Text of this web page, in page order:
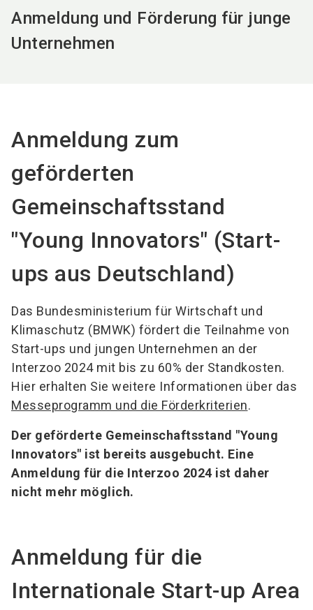
Anmeldung und Förderung für junge
Unternehmen
Anmeldung zum
geförderten
Gemeinschaftsstand
"Young Innovators" (Start-
ups aus Deutschland)
Das Bundesministerium für Wirtschaft und
Klimaschutz (BMWK) fördert die Teilnahme von
Start-ups und jungen Unternehmen an der
Interzoo 2024 mit bis zu 60% der Standkosten.
Hier erhalten Sie weitere Informationen über das
Messeprogramm und die Förderkriterien.
Der geförderte Gemeinschaftsstand "Young
Innovators" ist bereits ausgebucht. Eine
Anmeldung für die Interzoo 2024 ist daher
nicht mehr möglich.
Anmeldung für die
Internationale Start-up Area